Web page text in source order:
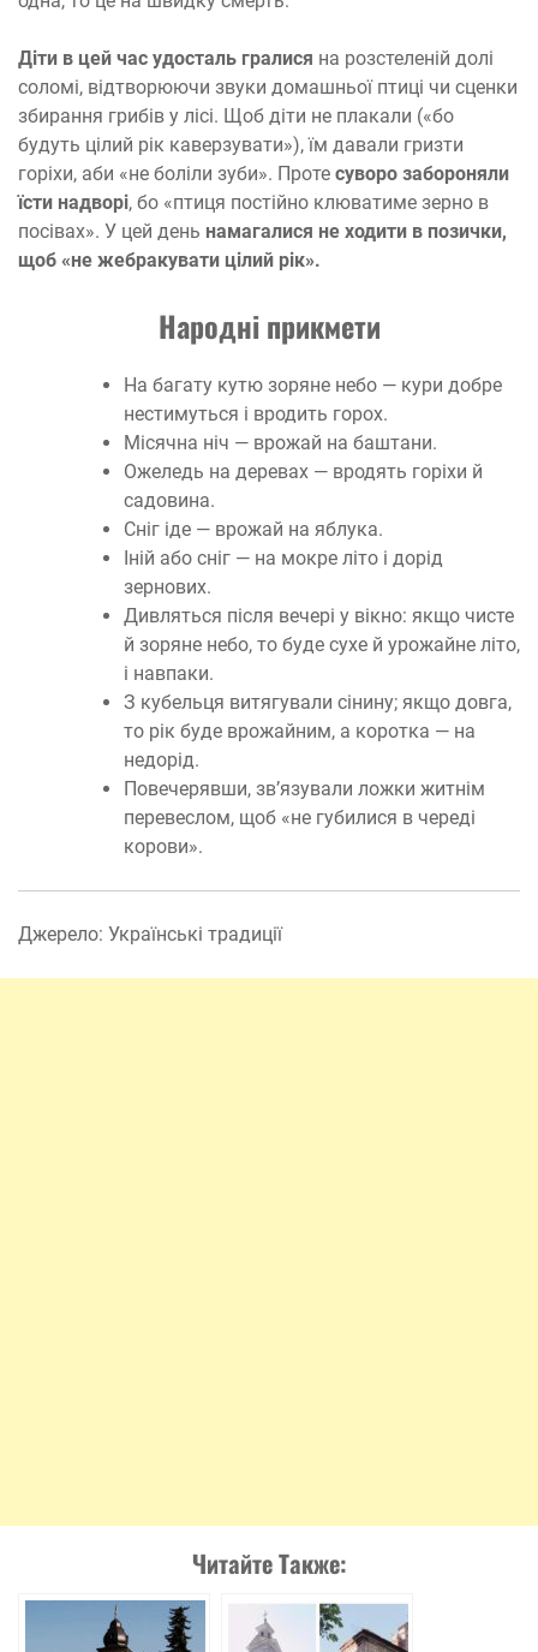
Діти в цей час удосталь гралися на розстеленій долі
соломі, відтворюючи звуки домашньої птиці чи сценки
збирання грибів у лісі. Щоб діти не плакали («бо
будуть цілий рік каверзувати»), їм давали гризти
горіхи, аби «не боліли зуби». Проте суворо забороняли
їсти надворі, бо «птиця постійно клюватиме зерно в
посівах». У цей день намагалися не ходити в позички,
щоб «не жебракувати цілий рік».
Народні прикмети
На багату кутю зоряне небо — кури добре
нестимуться і вродить горох.
Місячна ніч — врожай на баштани.
Ожеледь на деревах — вродять горіхи й
садовина.
Сніг іде — врожай на яблука.
Іній або сніг — на мокре літо і дорід
зернових.
Дивляться після вечері у вікно: якщо чисте
й зоряне небо, то буде сухе й урожайне літо,
і навпаки.
З кубельця витягували сінину; якщо довга,
то рік буде врожайним, а коротка — на
недорід.
Повечерявши, зв’язували ложки житнім
перевеслом, щоб «не губилися в череді
корови».
Джерело: Українські традиції
Читайте Также: